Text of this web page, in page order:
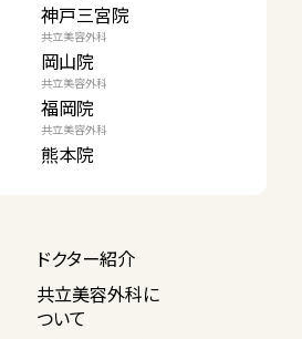
神戸三宮院
共立美容外科
岡山院
共立美容外科
福岡院
共立美容外科
熊本院
ドクター紹介
共立美容外科に
ついて